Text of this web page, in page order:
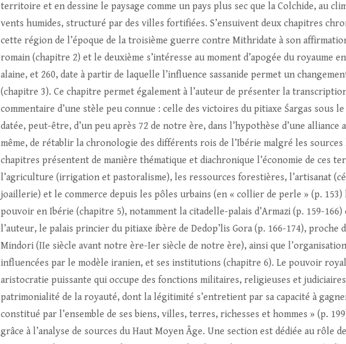
territoire et en dessine le paysage comme un pays plus sec que la Colchide, au
vents humides, structuré par des villes fortifiées. S’ensuivent deux chapitres
cette région de l’époque de la troisième guerre contre Mithridate à son
romain (chapitre 2) et le deuxième s’intéresse au moment d’apogée du royaume
alaine, et 260, date à partir de laquelle l’influence sassanide permet un
(chapitre 3). Ce chapitre permet également à l’auteur de présenter la
commentaire d’une stèle peu connue : celle des victoires du pitiaxe Śargas sous
datée, peut-être, d’un peu après 72 de notre ère, dans l’hypothèse d’une
même, de rétablir la chronologie des différents rois de l’Ibérie malgré les
chapitres présentent de manière thématique et diachronique l’économie de ces
l’agriculture (irrigation et pastoralisme), les ressources forestières, l’artisanat
joaillerie) et le commerce depuis les pôles urbains (en « collier de perle » (p.
pouvoir en Ibérie (chapitre 5), notamment la citadelle-palais d’Armazi (p. 159-
l’auteur, le palais princier du pitiaxe ibère de Dedop’lis Gora (p. 166-174), proche
Mindori (IIe siècle avant notre ère-Ier siècle de notre ère), ainsi que
influencées par le modèle iranien, et ses institutions (chapitre 6). Le pouvoir
aristocratie puissante qui occupe des fonctions militaires, religieuses et
patrimonialité de la royauté, dont la légitimité s’entretient par sa capacité à
constitué par l’ensemble de ses biens, villes, terres, richesses et hommes » (p.
grâce à l’analyse de sources du Haut Moyen Âge. Une section est dédiée au rôle